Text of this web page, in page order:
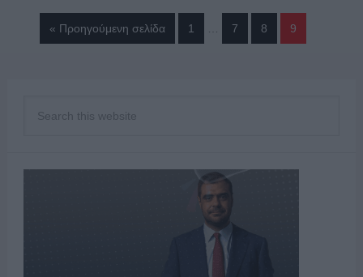
« Προηγούμενη σελίδα 1 7 8 9